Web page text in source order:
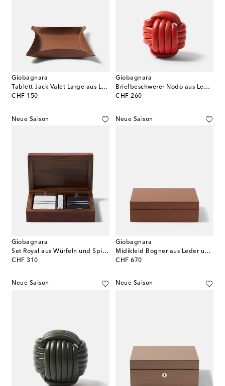
Giobagnara
Tablett Jack Valet Large aus Leder
CHF 150
original price
Giobagnara
Briefbeschwerer Nodo aus Leder
CHF 260
original price
Neue Saison
Giobagnara
Set Royal aus Würfeln und Spielkarten
CHF 310
original price
Neue Saison
Giobagnara
Midikleid Bogner aus Leder und Holz
CHF 670
original price
Neue Saison Neue Saison